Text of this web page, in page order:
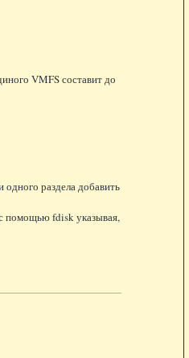
VMFS составит до
раздела добавить
помощью fdisk указывая,